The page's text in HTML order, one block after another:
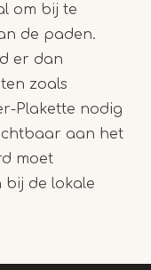
om bij te
de paden.
er dan
zoals
Plakette nodig
aan het
moet
bij de lokale